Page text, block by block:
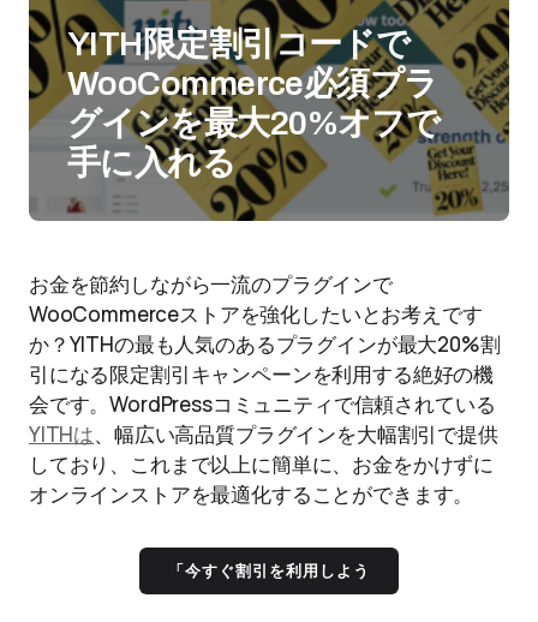
YITH限定割引コードで
WooCommerce必須プラ
グインを最大20%オフで
手に入れる
お金を節約しながら一流のプラグインで
WooCommerceストアを強化したいとお考えです
か？YITHの最も人気のあるプラグインが最大20%割
引になる限定割引キャンペーンを利用する絶好の機
会です。WordPressコミュニティで信頼されている
YITHは、幅広い高品質プラグインを大幅割引で提供
しており、これまで以上に簡単に、お金をかけずに
オンラインストアを最適化することができます。
「今すぐ割引を利用しよう